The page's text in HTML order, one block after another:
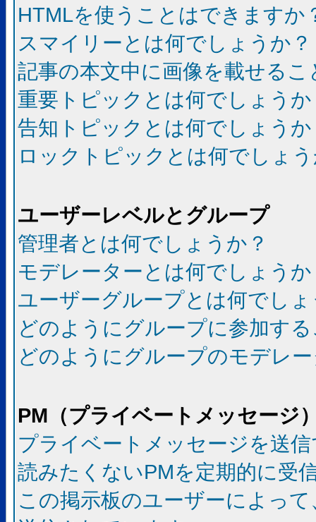
HTMLを使うことはできますか
スマイリーとは何でしょうか？
記事の本文中に画像を載せる
重要トピックとは何でしょうか
告知トピックとは何でしょうか
ロックトピックとは何でしょ
ユーザーレベルとグループ
管理者とは何でしょうか？
モデレーターとは何でしょうか
ユーザーグループとは何でし
どのようにグループに参加す
どのようにグループのモデレ
PM（プライベートメッセージ
プライベートメッセージを送
読みたくないPMを定期的に受
この掲示板のユーザーによっ